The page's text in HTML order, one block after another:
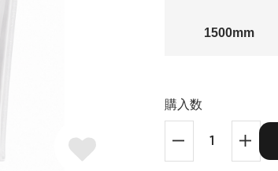
1500mm
購入数